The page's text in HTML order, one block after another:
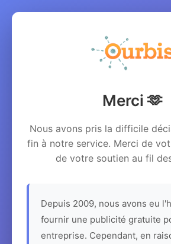
Merci 🫶
Nous avons pris la difficile
fin à notre service. Merci de
de votre soutien au fil
Depuis 2009, nous avons eu
fournir une publicité gratuite
entreprise. Cependant, en